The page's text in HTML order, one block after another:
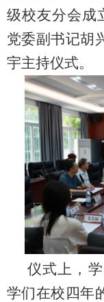
级校友分会成
党委副书记胡
宇主持仪式。
仪式上，
学们在校四年